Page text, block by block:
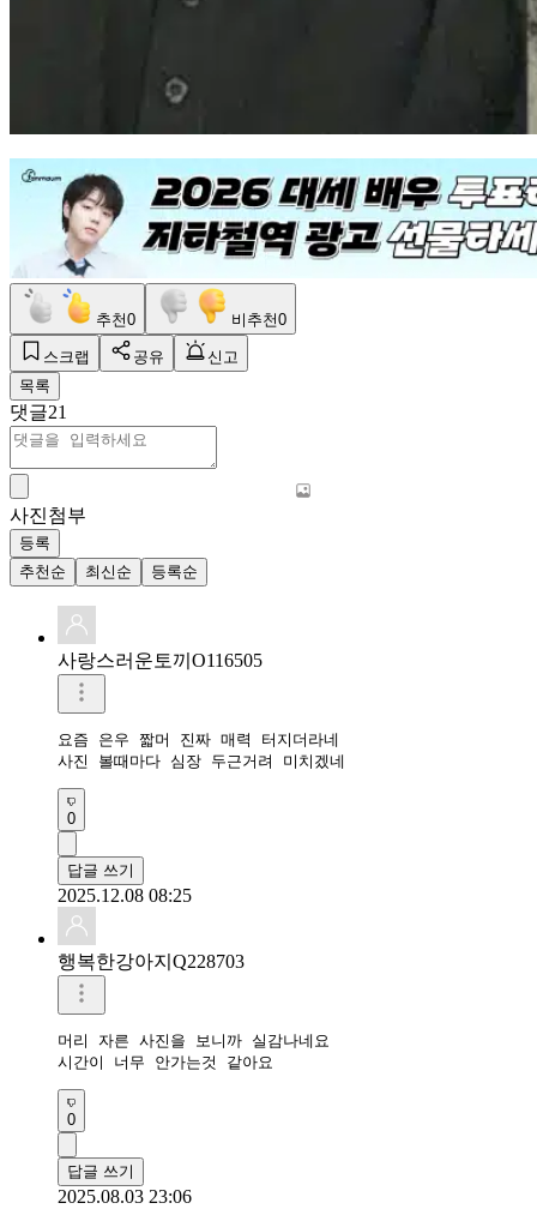
추천0 비추천0
스크랩 공유
신고
목록
댓글21
사진첨부
등록
추천순
최신순 등록순
사랑스러운토끼O116505
요즘 은우 짧머 진짜 매력 터지더라네
사진 볼때마다 심장 두근거려 미치겠네
0
답글 쓰기
2025.12.08 08:25
행복한강아지Q228703
머리 자른 사진을 보니까 실감나네요
시간이 너무 안가는것 같아요
0
답글 쓰기
2025.08.03 23:06